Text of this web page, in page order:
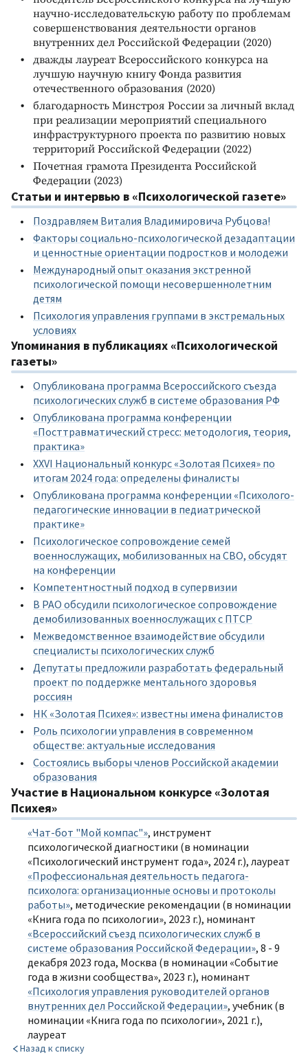
научно-исследовательскую работу по проблемам
совершенствования деятельности органов
внутренних дел Российской Федерации (2020)
дважды лауреат Всероссийского конкурса на
лучшую научную книгу Фонда развития
отечественного образования (2020)
благодарность Минстроя России за личный вклад
при реализации мероприятий специального
инфраструктурного проекта по развитию новых
территорий Российской Федерации (2022)
Почетная грамота Президента Российской
Федерации (2023)
Статьи и интервью в «Психологической газете»
Поздравляем Виталия Владимировича Рубцова!
Факторы социально-психологической дезадаптации
и ценностные ориентации подростков и молодежи
Международный опыт оказания экстренной
психологической помощи несовершеннолетним
детям
Психология управления группами в экстремальных
условиях
Упоминания в публикациях «Психологической
газеты»
Опубликована программа Всероссийского съезда
психологических служб в системе образования РФ
Опубликована программа конференции
«Посттравматический стресс: методология, теория,
практика»
XXVI Национальный конкурс «Золотая Психея» по
итогам 2024 года: определены финалисты
Опубликована программа конференции «Психолого-
педагогические инновации в педиатрической
практике»
Психологическое сопровождение семей
военнослужащих, мобилизованных на СВО, обсудят
на конференции
Компетентностный подход в супервизии
В РАО обсудили психологическое сопровождение
демобилизованных военнослужащих с ПТСР
Межведомственное взаимодействие обсудили
специалисты психологических служб
Депутаты предложили разработать федеральный
проект по поддержке ментального здоровья
россиян
НК «Золотая Психея»: известны имена финалистов
Роль психологии управления в современном
обществе: актуальные исследования
Состоялись выборы членов Российской академии
образования
Участие в Национальном конкурсе «Золотая
Психея»
«Чат-бот "Мой компас"», инструмент
психологической диагностики (в номинации
«Психологический инструмент года», 2024 г.), лауреат
«Профессиональная деятельность педагога-
психолога: организационные основы и протоколы
работы», методические рекомендации (в номинации
«Книга года по психологии», 2023 г.), номинант
«Всероссийский съезд психологических служб в
системе образования Российской Федерации», 8 - 9
декабря 2023 года, Москва (в номинации «Событие
года в жизни сообщества», 2023 г.), номинант
«Психология управления руководителей органов
внутренних дел Российской Федерации», учебник (в
номинации «Книга года по психологии», 2021 г.),
лауреат
Назад к списку